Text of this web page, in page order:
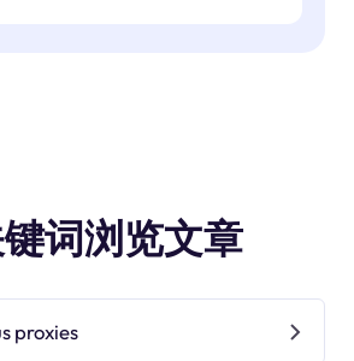
词浏览文章
proxies